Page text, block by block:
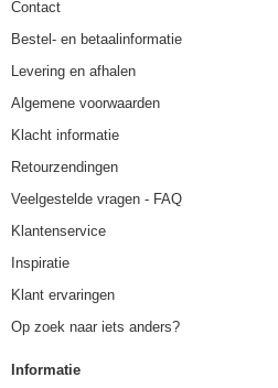
Contact
Bestel- en betaalinformatie
Levering en afhalen
Algemene voorwaarden
Klacht informatie
Retourzendingen
Veelgestelde vragen - FAQ
Klantenservice
Inspiratie
Klant ervaringen
Op zoek naar iets anders?
Informatie